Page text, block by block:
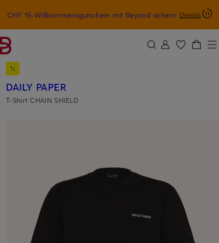
ZUM HAUPTINHALT ÜBERSPRINGEN ZUM SUCHFELD ÜBERSPRINGEN
CHF 15-Willkommensgutschein mit Beyond sichern Details
DAILY PAPER
T-Shirt CHAIN SHIELD